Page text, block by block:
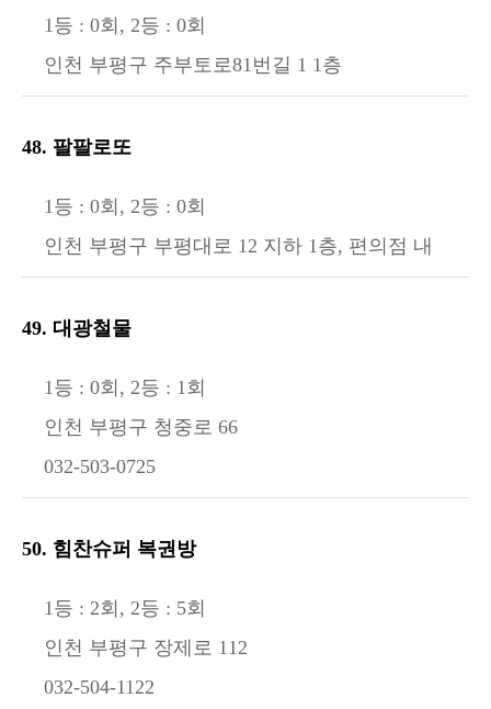
1등 : 0회, 2등 : 0회
인천 부평구 주부토로81번길 1 1층
48. 팔팔로또
1등 : 0회, 2등 : 0회
인천 부평구 부평대로 12 지하 1층, 편의점 내
49. 대광철물
1등 : 0회, 2등 : 1회
인천 부평구 청중로 66
032-503-0725
50. 힘찬슈퍼 복권방
1등 : 2회, 2등 : 5회
인천 부평구 장제로 112
032-504-1122